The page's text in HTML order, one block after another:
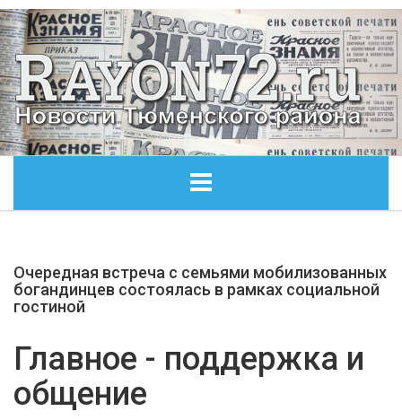
ОБЩЕСТВО
КУЛЬТУРА
БЕЗОПАСНОСТЬ
Очередная встреча с семьями мобилизованных
богандинцев состоялась в рамках социальной
гостиной
Главное - поддержка и
общение